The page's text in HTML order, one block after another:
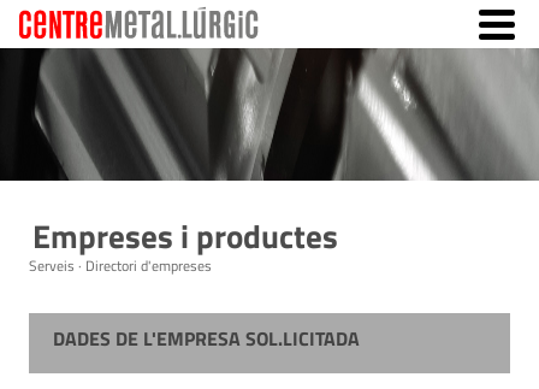
Empreses i productes
Serveis · Directori d'empreses
DADES DE L'EMPRESA SOL.LICITADA